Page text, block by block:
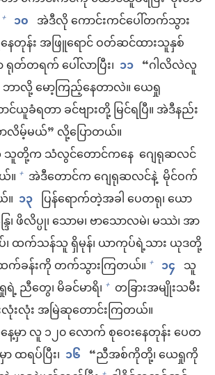
+ ၁၀ အဲဒီလို ကောင်းကင်ပေါ်တက်သွား
န်း အဖြူရောင် ဝတ်ဆင်ထားသူနှစ်
ရုတ်တရက် ပေါ်လာပြီး၊ ၁၁ “ဂါလိလဲလူ
ာလို့ မော့ကြည့်နေတာလဲ။ ယေရှု
ယူခံရတာ ခင်ဗျားတို့ မြင်ရပြီ။ အဲဒီနည်း
လိမ့်မယ်” လို့ပြောတယ်။
သူတို့က သံလွင်တောင်ကနေ ဂျေရုဆလင်
။ + အဲဒီတောင်က ဂျေရုဆလင်နဲ့ မိုင်ဝက်
။ ၁၃ ပြန်ရောက်တဲ့အခါ ပေတရု၊ ယော
ေ၊ ဖိလိပ္ပု၊ သောမ၊ ဗာသောလမဲ၊ မဿဲ၊ အာ
ထက်သန်သူ ရှိမုန်၊ ယာကုပ်ရဲ့သား ယုဒတို့
ခန်းကို တက်သွားကြတယ်။ + ၁၄ သူ
ညီတွေ၊ မိခင်မာရိ၊ + တခြားအမျိုးသမီး
းလုံး အမြဲဆုတောင်းကြတယ်။
မှာ လူ ၁၂၀ လောက် စုဝေးနေတုန်း ပေတ
ရပ်ပြီး၊ ၁၆ “ညီအစ်ကိုတို့၊ ယေရှုကို